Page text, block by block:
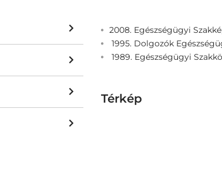
2008. Egészségügyi
1995. Dolgozók
1989. Egészségügyi
Térkép